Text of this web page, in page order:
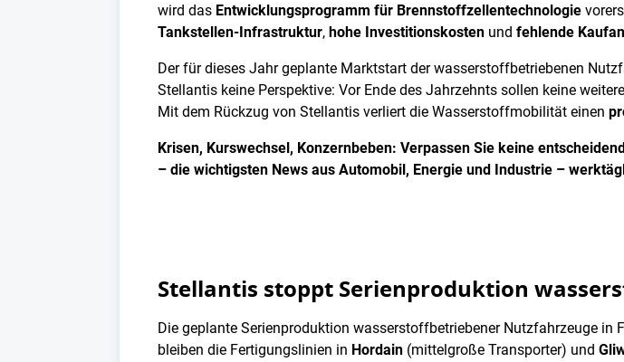
wird das Entwicklungsprogramm für Brennstoffzellentechnologie
Tankstellen-Infrastruktur, hohe Investitionskosten und fehlende
Der für dieses Jahr geplante Marktstart der wasserstoffbetriebenen
Stellantis keine Perspektive: Vor Ende des Jahrzehnts sollen keine
Mit dem Rückzug von Stellantis verliert die Wasserstoffmobilität einen
Krisen, Kurswechsel, Konzernbeben: Verpassen Sie keine
– die wichtigsten News aus Automobil, Energie und Industrie –
Stellantis stoppt Serienproduktion
Die geplante Serienproduktion wasserstoffbetriebener Nutzfahrzeuge
bleiben die Fertigungslinien in Hordain (mittelgroße Transporter) und